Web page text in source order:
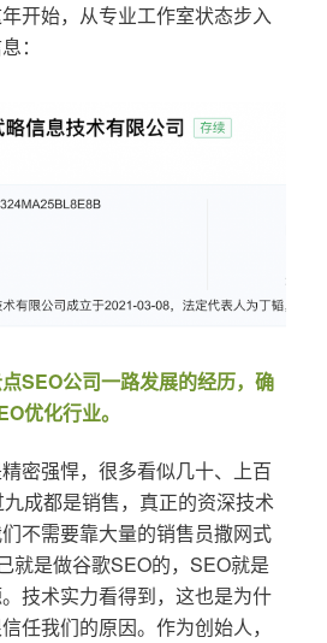
开始，从专业工作室状态步入
：
SEO公司一路发展的经历，确
优化行业。
密强悍，很多看似几十、上百
成都是销售，真正的资深技术
不需要靠大量的销售员撒网式
就是做谷歌SEO的，SEO就是
技术实力看得到，这也是为什
任我们的原因。作为创始人，